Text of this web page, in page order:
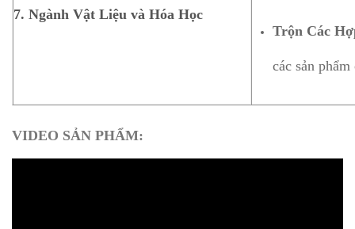
7. Ngành Vật Liệu và Hóa Học
Trộn Các
các sản
​VIDEO SẢN PHẨM: